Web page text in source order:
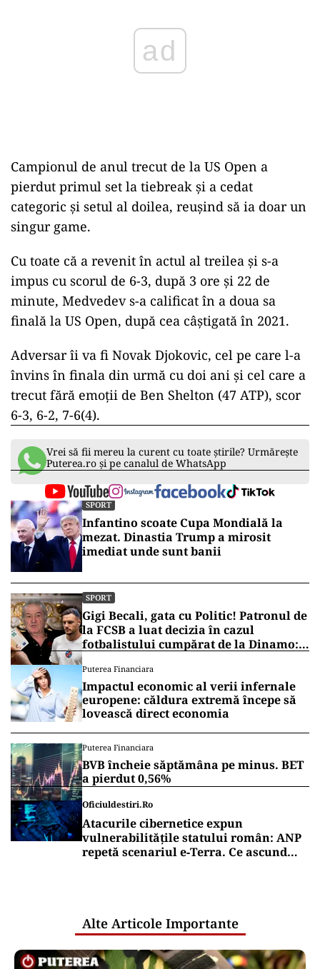
Campionul de anul trecut de la US Open a
pierdut primul set la tiebreak și a cedat
categoric și setul al doilea, reușind să ia doar un
singur game.
Cu toate că a revenit în actul al treilea și s-a
impus cu scorul de 6-3, după 3 ore și 22 de
minute, Medvedev s-a calificat în a doua sa
finală la US Open, după cea câștigată în 2021.
Adversar îi va fi Novak Djokovic, cel pe care l-a
învins în finala din urmă cu doi ani și cel care a
trecut fără emoții de Ben Shelton (47 ATP), scor
6-3, 6-2, 7-6(4).
Vrei să fii mereu la curent cu toate știrile? Urmărește
Puterea.ro și pe canalul de WhatsApp
SPORT
Infantino scoate Cupa Mondială la
mezat. Dinastia Trump a mirosit
imediat unde sunt banii
SPORT
Gigi Becali, gata cu Politic! Patronul de
la FCSB a luat decizia în cazul
fotbalistului cumpărat de la Dinamo:
Puterea Financiara
Impactul economic al verii infernale
europene: căldura extremă începe să
lovească direct economia
Puterea Financiara
BVB încheie săptămâna pe minus. BET
a pierdut 0,56%
Oficiuldestiri.ro
Atacurile cibernetice expun
vulnerabilitățile statului român: ANP
repetă scenariul e‑Terra. Ce ascund
Alte Articole Importante